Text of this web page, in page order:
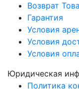
Возврат
Гарантия
Условия
Условия
Условия
Юридическая
Политика